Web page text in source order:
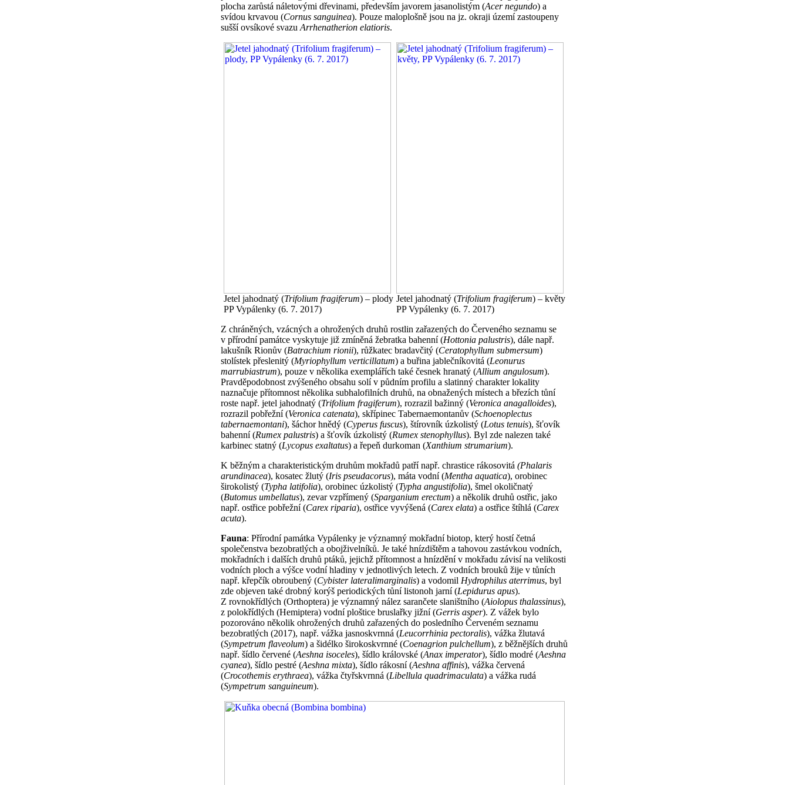
plocha zarůstá náletovými dřevinami, především javorem jasanolistým (Acer negundo) a
svídou krvavou (Cornus sanguinea). Pouze maloplošně jsou na jz. okraji území zastoupeny
sušší ovsíkové svazu Arrhenatherion elatioris.
Jetel jahodnatý (Trifolium fragiferum) – plody
PP Vypálenky (6. 7. 2017)
Jetel jahodnatý (Trifolium fragiferum) – květy
PP Vypálenky (6. 7. 2017)
Z chráněných, vzácných a ohrožených druhů rostlin zařazených do Červeného seznamu se
v přírodní památce vyskytuje již zmíněná žebratka bahenní (Hottonia palustris), dále např.
lakušník Rionův (Batrachium rionii), růžkatec bradavčitý (Ceratophyllum submersum)
stolístek přeslenitý (Myriophyllum verticillatum) a buřina jablečníkovitá (Leonurus
marrubiastrum), pouze v několika exemplářích také česnek hranatý (Allium angulosum).
Pravděpodobnost zvýšeného obsahu solí v půdním profilu a slatinný charakter lokality
naznačuje přítomnost několika subhalofilních druhů, na obnažených místech a březích tůní
roste např. jetel jahodnatý (Trifolium fragiferum), rozrazil bažinný (Veronica anagalloides),
rozrazil pobřežní (Veronica catenata), skřípinec Tabernaemontanův (Schoenoplectus
tabernaemontani), šáchor hnědý (Cyperus fuscus), štírovník úzkolistý (Lotus tenuis), šťovík
bahenní (Rumex palustris) a šťovík úzkolistý (Rumex stenophyllus). Byl zde nalezen také
karbinec statný (Lycopus exaltatus) a řepeň durkoman (Xanthium strumarium).
K běžným a charakteristickým druhům mokřadů patří např. chrastice rákosovitá (Phalaris
arundinacea), kosatec žlutý (Iris pseudacorus), máta vodní (Mentha aquatica), orobinec
širokolistý (Typha latifolia), orobinec úzkolistý (Typha angustifolia), šmel okoličnatý
(Butomus umbellatus), zevar vzpřímený (Sparganium erectum) a několik druhů ostřic, jako
např. ostřice pobřežní (Carex riparia), ostřice vyvýšená (Carex elata) a ostřice štíhlá (Carex
acuta).
Fauna: Přírodní památka Vypálenky je významný mokřadní biotop, který hostí četná
společenstva bezobratlých a obojživelníků. Je také hnízdištěm a tahovou zastávkou vodních,
mokřadních i dalších druhů ptáků, jejichž přítomnost a hnízdění v mokřadu závisí na velikosti
vodních ploch a výšce vodní hladiny v jednotlivých letech. Z vodních brouků žije v tůních
např. křepčík obroubený (Cybister lateralimarginalis) a vodomil Hydrophilus aterrimus, byl
zde objeven také drobný korýš periodických tůní listonoh jarní (Lepidurus apus).
Z rovnokřídlých (Orthoptera) je významný nález sarančete slaništního (Aiolopus thalassinus),
z polokřídlých (Hemiptera) vodní ploštice bruslařky jižní (Gerris asper). Z vážek bylo
pozorováno několik ohrožených druhů zařazených do posledního Červeném seznamu
bezobratlých (2017), např. vážka jasnoskvrnná (Leucorrhinia pectoralis), vážka žlutavá
(Sympetrum flaveolum) a šidélko širokoskvrnné (Coenagrion pulchellum), z běžnějších druhů
např. šídlo červené (Aeshna isoceles), šídlo královské (Anax imperator), šídlo modré (Aeshna
cyanea), šídlo pestré (Aeshna mixta), šídlo rákosní (Aeshna affinis), vážka červená
(Crocothemis erythraea), vážka čtyřskvrnná (Libellula quadrimaculata) a vážka rudá
(Sympetrum sanguineum).